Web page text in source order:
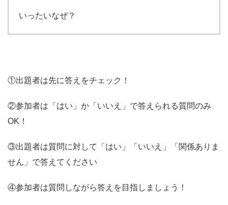
いったいなぜ？
①出題者は先に答えをチェック！
②参加者は「はい」か「いいえ」で答えられる質問のみ
OK！
③出題者は質問に対して「はい」「いいえ」「関係ありま
せん」で答えてください
④参加者は質問しながら答えを目指しましょう！